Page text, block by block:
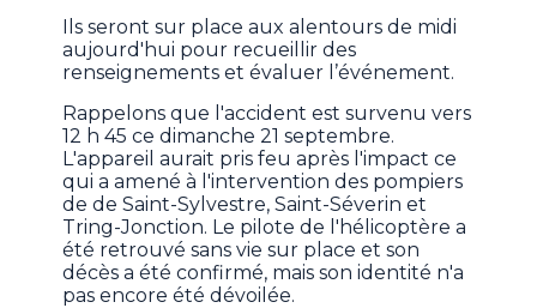
Ils seront sur place aux alentours de midi
aujourd'hui pour recueillir des
renseignements et évaluer l’événement.
Rappelons que l'accident est survenu vers
12 h 45 ce dimanche 21 septembre.
L'appareil aurait pris feu après l'impact ce
qui a amené à l'intervention des pompiers
de de Saint-Sylvestre, Saint-Séverin et
Tring-Jonction. Le pilote de l'hélicoptère a
été retrouvé sans vie sur place et son
décès a été confirmé, mais son identité n'a
pas encore été dévoilée.